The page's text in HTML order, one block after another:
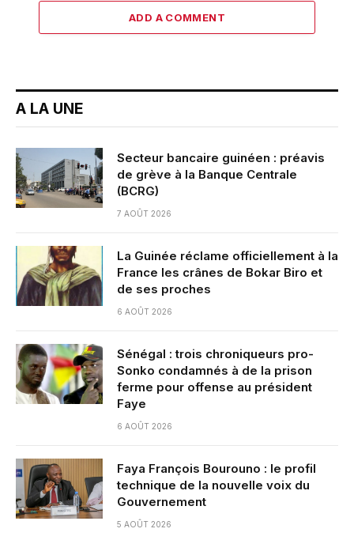
ADD A COMMENT
A LA UNE
Secteur bancaire guinéen : préavis
de grève à la Banque Centrale
(BCRG)
7 AOÛT 2026
La Guinée réclame officiellement à la
France les crânes de Bokar Biro et
de ses proches
6 AOÛT 2026
Sénégal : trois chroniqueurs pro-
Sonko condamnés à de la prison
ferme pour offense au président
Faye
6 AOÛT 2026
Faya François Bourouno : le profil
technique de la nouvelle voix du
Gouvernement
5 AOÛT 2026